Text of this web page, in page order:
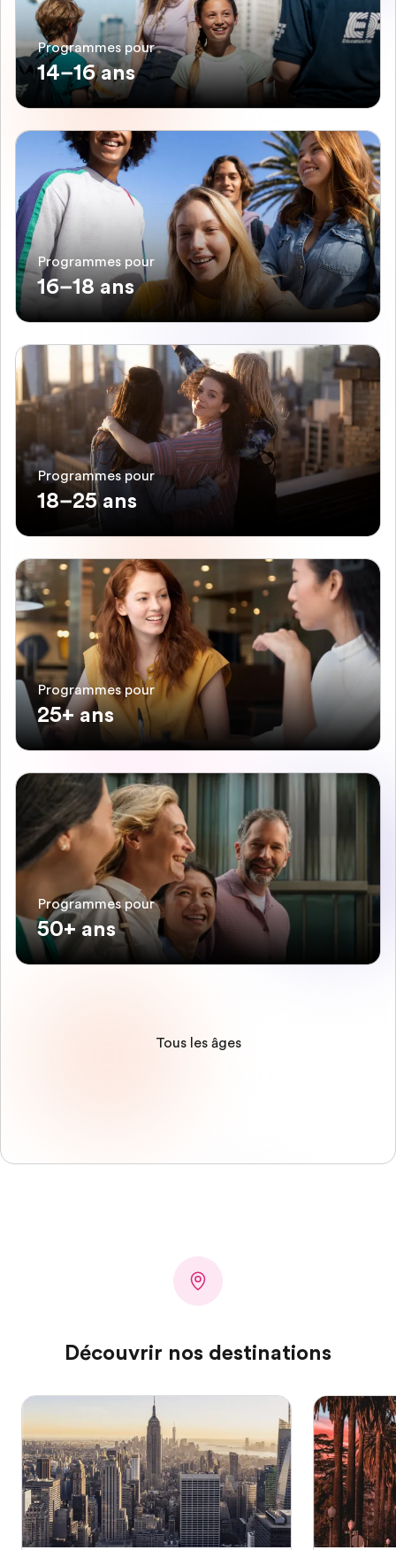
Programmes pour
14–16 ans
Programmes pour
16–18 ans
Programmes pour
18–25 ans
Programmes pour
25+ ans
Programmes pour
50+ ans
Tous les âges
Découvrir nos destinations